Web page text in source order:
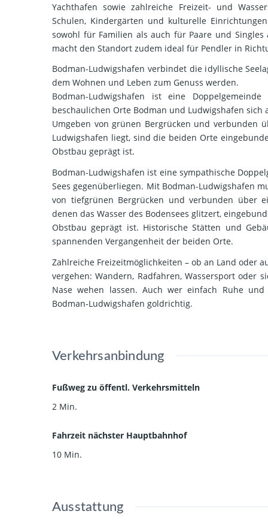
Yachthafen sowie zahlreiche Freizeit- und
Schulen, Kindergärten und kulturelle
sowohl für Familien als auch für Paare und
macht den Standort zudem ideal für Pendler in
Bodman-Ludwigshafen verbindet die idyllische
dem Wohnen und Leben zum Genuss werden.
Bodman-Ludwigshafen ist eine
beschaulichen Orte Bodman und Ludwigshafen
Umgeben von grünen Bergrücken und verbunden
Ludwigshafen liegt, sind die beiden Orte
Obstbau geprägt ist.
Bodman-Ludwigshafen ist eine sympathische
Sees gegenüberliegen. Mit Bodman-Ludwigshafen
von tiefgrünen Bergrücken und verbunden über
denen das Wasser des Bodensees glitzert,
Obstbau geprägt ist. Historische Stätten und
spannenden Vergangenheit der beiden Orte.
Zahlreiche Freizeitmöglichkeiten – ob an Land oder
vergehen: Wandern, Radfahren, Wassersport
Nase wehen lassen. Auch wer einfach Ruhe
Bodman-Ludwigshafen goldrichtig.
Verkehrsanbindung
Fußweg zu öffentl. Verkehrsmitteln
2 Min.
Fahrzeit nächster Hauptbahnhof
10 Min.
Ausstattung